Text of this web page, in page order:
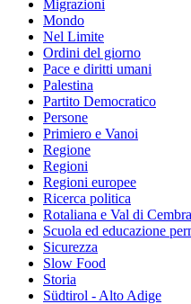
Migrazioni
Mondo
Nel Limite
Ordini del giorno
Pace e diritti umani
Palestina
Partito Democratico
Persone
Primiero e Vanoi
Regione
Regioni
Regioni europee
Ricerca politica
Rotaliana e Val di Cembra
Scuola ed educazione
Sicurezza
Slow Food
Storia
Südtirol - Alto Adige